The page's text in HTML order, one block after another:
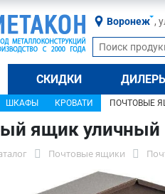
Воронеж ,
СКИДКИ
ШКАФЫ КРОВАТИ ПОЧТОВЫЕ
ящик
Почтовые ящики